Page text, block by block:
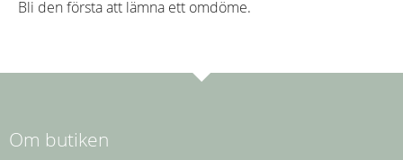
Bli den första att lämna ett omdöme.
Om butiken